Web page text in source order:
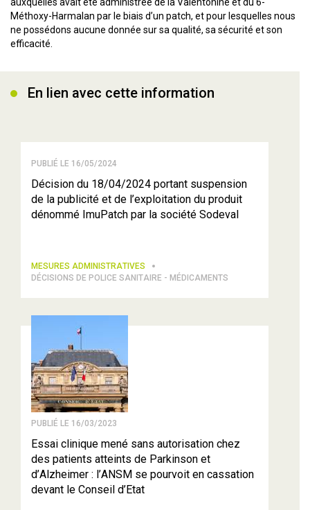
Méthoxy-Harmalan par le biais d’un patch, et pour lesquelles nous
ne possédons aucune donnée sur sa qualité, sa sécurité et son
efficacité.
En lien avec cette information
PUBLIÉ LE 16/05/2024
Décision du 18/04/2024 portant suspension
de la publicité et de l’exploitation du produit
dénommé ImuPatch par la société Sodeval
MESURES ADMINISTRATIVES
DÉCISIONS DE POLICE SANITAIRE - MÉDICAMENTS
PUBLIÉ LE 16/03/2023
Essai clinique mené sans autorisation chez
des patients atteints de Parkinson et
d’Alzheimer : l’ANSM se pourvoit en cassation
devant le Conseil d’Etat